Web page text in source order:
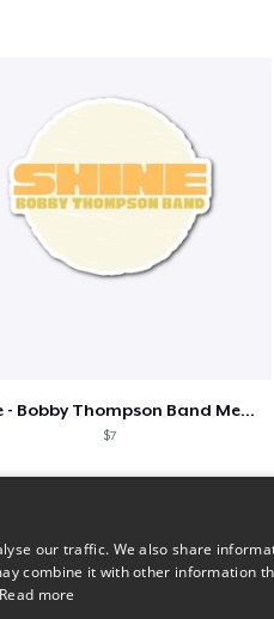
Shine - Bobby Thompson Band Merch
$7
our traffic. We also share
combine it with other information
Read more